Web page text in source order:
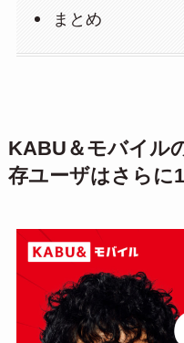
まとめ
KABU＆モバイル
存ユーザはさらに